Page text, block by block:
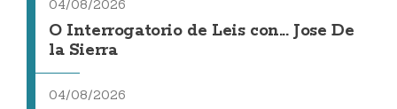
04/08/2026
O Interrogatorio de Leis con... Jose De
la Sierra
04/08/2026